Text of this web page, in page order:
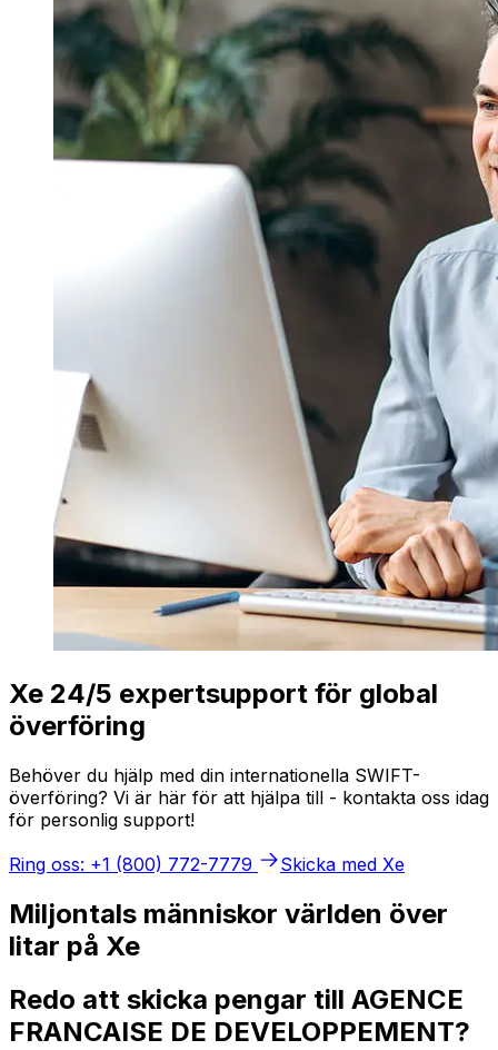
Xe 24/5 expertsupport för global
överföring
Behöver du hjälp med din internationella SWIFT-
överföring? Vi är här för att hjälpa till - kontakta oss idag
för personlig support!
Ring oss: +1 (800) 772-7779
Skicka med Xe
Miljontals människor världen över
litar på Xe
Redo att skicka pengar till AGENCE
FRANCAISE DE DEVELOPPEMENT?